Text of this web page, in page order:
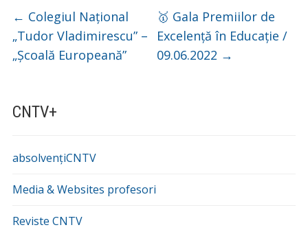
CNTV+
absolvențiCNTV
Media & Websites profesori
Reviste CNTV
← Colegiul Național
„Tudor Vladimirescu” –
„Școală Europeană”
🥇 Gala Premiilor de
Excelență în Educație /
09.06.2022 →